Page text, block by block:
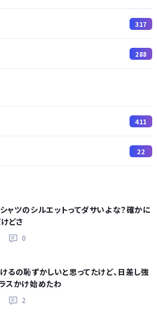
317
288
411
22
ャツのシルエットってダサいよな？確かに
どさ
0
るの恥ずかしいと思ってたけど、日差し強
スかけ始めたわ
2